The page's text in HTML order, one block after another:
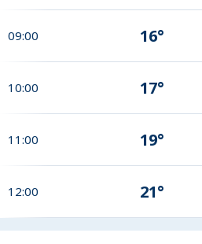
09:00 16°
10:00 17°
11:00 19°
12:00 21°